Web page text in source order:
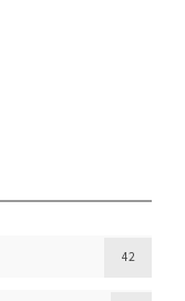
42